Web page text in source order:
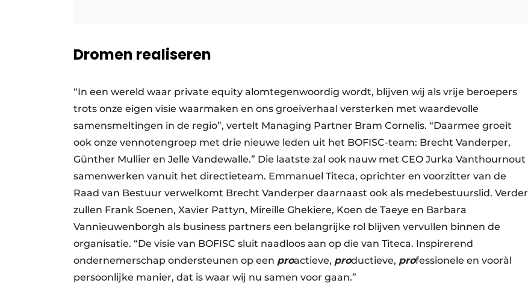
Dromen realiseren
“In een wereld waar private equity alomtegenwoordig wordt, blijven wij als vrije beroepers
trots onze eigen visie waarmaken en ons groeiverhaal versterken met waardevolle
samensmeltingen in de regio”, vertelt Managing Partner Bram Cornelis. “Daarmee groeit
ook onze vennotengroep met drie nieuwe leden uit het BOFISC-team: Brecht Vanderper,
Günther Mullier en Jelle Vandewalle.” Die laatste zal ook nauw met CEO Jurka Vanthournout
samenwerken vanuit het directieteam. Emmanuel Titeca, oprichter en voorzitter van de
Raad van Bestuur verwelkomt Brecht Vanderper daarnaast ook als medebestuurslid. Verder
zullen Frank Soenen, Xavier Pattyn, Mireille Ghekiere, Koen de Taeye en Barbara
Vannieuwenborgh als business partners een belangrijke rol blijven vervullen binnen de
organisatie. “De visie van BOFISC sluit naadloos aan op die van Titeca. Inspirerend
ondernemerschap ondersteunen op een proactieve, productieve, professionele en vooràl
persoonlijke manier, dat is waar wij nu samen voor gaan.”